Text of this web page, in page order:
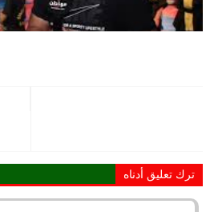
ترك تعليق أدناه